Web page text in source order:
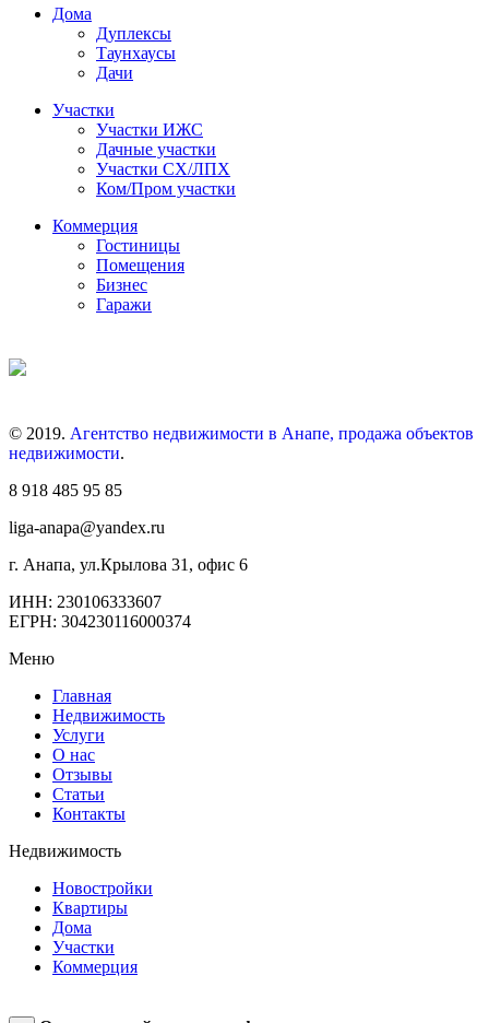
Дома
Дуплексы
Таунхаусы
Дачи
Участки
Участки ИЖС
Дачные участки
Участки СХ/ЛПХ
Ком/Пром участки
Коммерция
Гостиницы
Помещения
Бизнес
Гаражи
© 2019. Агентство недвижимости в Анапе, продажа объектов
недвижимости.
8 918 485 95 85
liga-anapa@yandex.ru
г. Анапа, ул.Крылова 31, офис 6
ИНН: 230106333607
ЕГРН: 304230116000374
Меню
Главная
Недвижимость
Услуги
О нас
Отзывы
Статьи
Контакты
Недвижимость
Новостройки
Квартиры
Дома
Участки
Коммерция